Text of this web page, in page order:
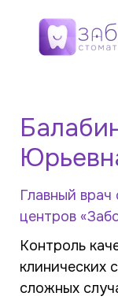
Главный врач
центров
Контроль
клинических
сложных